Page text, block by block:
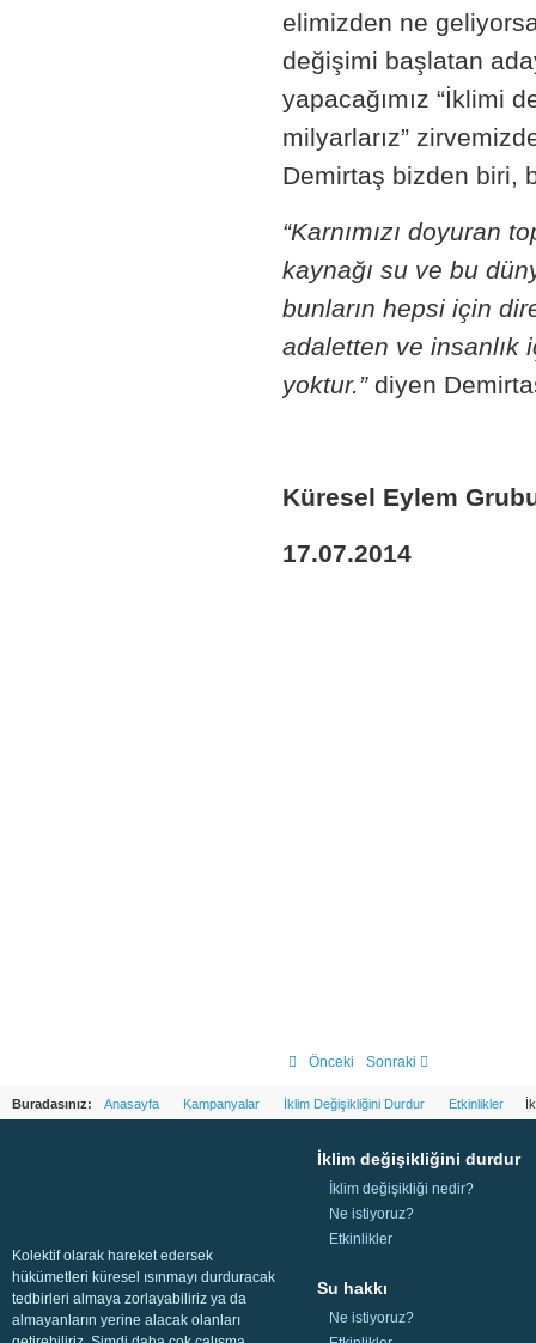
elimizden ne
değişimi başlatan
yapacağımız “İklimi
milyarlarız”
Demirtaş bizden biri,
“Karnımızı doyuran
kaynağı su ve bu
bunların hepsi için
adaletten ve insanlık
yoktur.”diyen
Küresel Eylem
17.07.2014
Önceki Sonraki
Buradasınız: Anasayfa Kampanyalar İklim Değişikliğini Durdur Etkinlikler
Kolektif olarak hareket edersek
hükümetleri küresel ısınmayı durduracak
tedbirleri almaya zorlayabiliriz ya da
almayanların yerine alacak olanları
İklim değişikliğini durdur
İklim değişikliği nedir?
Ne istiyoruz?
Etkinlikler
Su hakkı
Ne istiyoruz?